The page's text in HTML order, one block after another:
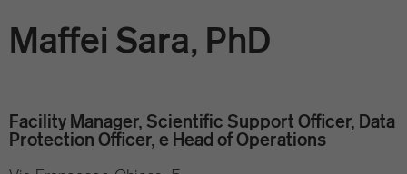
Maffei Sara, PhD
Facility Manager, Scientific Support Officer, Data
Protection Officer, e Head of Operations